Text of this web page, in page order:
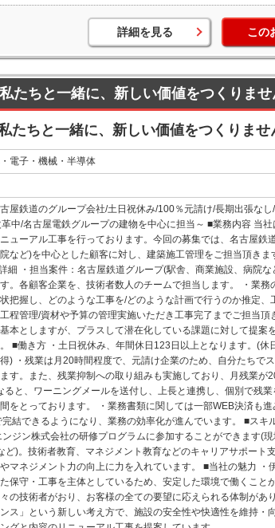
詳細を見る この
ちと一緒に、新しい価値をつくりませ
ちと一緒に、新しい価値をつくりませ
電子・機械・半導体
屋鉄道のグループ会社/土日祝休み/100％元請け/長期出張な
中/名古屋電鉄グループの建物を中心に担当～ ■業務内容 当
ューアル工事を行っております。今回の募集では、名古屋鉄
など)を中心とした顧客に対し、建築施工管理をご担当頂きま
細 ・担当案件：名古屋鉄道グループ(駅舎、商業施設、病院
。各顧客企業を、技術者数人のチームで担当します。 ・業務
把握し、どのような工事を/どのような計画で行うのか推定、
程管理/資材や予算の管理実施いただき工事完了までご担当
本としますが、プラスして潜在化している課題に対して提案
■働き方 ・土日祝休み、年間休日123日以上となります。(休
) ・残業は月20時間程度で、元請け企業のため、自分たちで
す。また、残業抑制への取り組みも実施しており、月残業が
ると、ワーニングメールを送付し、上長と連携し、個別で残
をとっております。 ・業務書類に関しては一部WEB決済も
結できるようになり、業務の効率化が進んでいます。 ■スキ
ジン株式会社の研修プログラムに参加することができます(
ど)。技術者教育、マネジメント教育などのキャリアサポート
マネジメント力の向上に力を入れています。 ■当社の魅力 ・
保守・工事を主体としているため、安定した環境で働くこと
の技術者がおり、お客様の全ての要望に応えられる体制があ
ス」という新しい考え方で、施設の安全性や快適性を維持・